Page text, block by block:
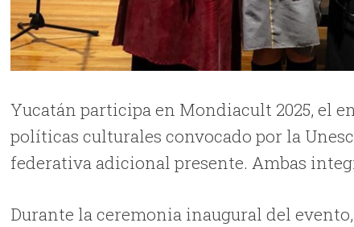
Yucatán participa en Mondiacult 2025, el
políticas culturales convocado por la
federativa adicional presente. Ambas
Durante la ceremonia inaugural del